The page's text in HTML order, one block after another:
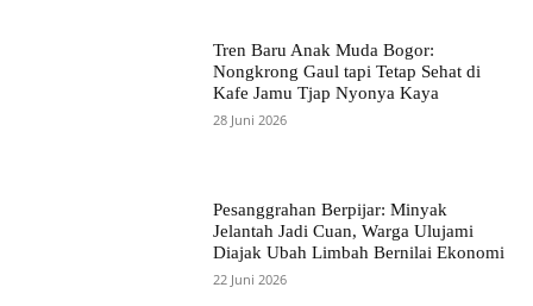
Tren Baru Anak Muda Bogor:
Nongkrong Gaul tapi Tetap Sehat di
Kafe Jamu Tjap Nyonya Kaya
28 Juni 2026
Pesanggrahan Berpijar: Minyak
Jelantah Jadi Cuan, Warga Ulujami
Diajak Ubah Limbah Bernilai Ekonomi
22 Juni 2026